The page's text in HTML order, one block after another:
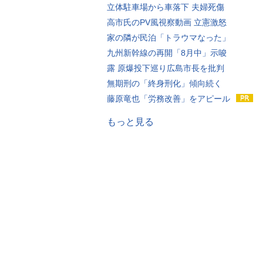
立体駐車場から車落下 夫婦死傷
高市氏のPV風視察動画 立憲激怒
家の隣が民泊「トラウマなった」
九州新幹線の再開「8月中」示唆
露 原爆投下巡り広島市長を批判
無期刑の「終身刑化」傾向続く
藤原竜也「労務改善」をアピール
もっと見る